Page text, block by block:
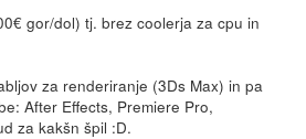
gor/dol) tj. brez coolerja za cpu in
za renderiranje (3Ds Max) in pa
After Effects, Premiere Pro,
za kakšn špil :D.